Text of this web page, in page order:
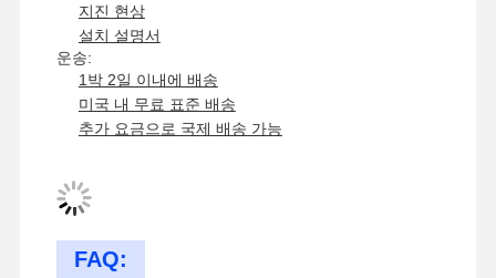
케이블 트레이의 지진 지원
4 지진 보호
젤리화 된 앵글 브래킷
케이블 바구니 용품
태양 전지 패널 철도 브래킷
지진 현상
설치 설명서
운송:
1박 2일 이내에 배송
미국 내 무료 표준 배송
추가 요금으로 국제 배송 가능
FAQ: